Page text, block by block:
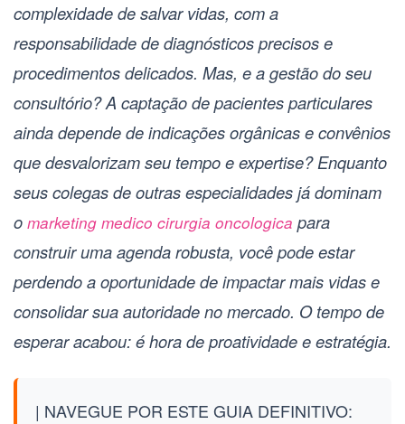
complexidade de salvar vidas, com a
responsabilidade de diagnósticos precisos e
procedimentos delicados. Mas, e a gestão do seu
consultório? A captação de pacientes particulares
ainda depende de indicações orgânicas e convênios
que desvalorizam seu tempo e expertise? Enquanto
seus colegas de outras especialidades já dominam
o marketing medico cirurgia oncologica para
construir uma agenda robusta, você pode estar
perdendo a oportunidade de impactar mais vidas e
consolidar sua autoridade no mercado. O tempo de
esperar acabou: é hora de proatividade e estratégia.
| NAVEGUE POR ESTE GUIA DEFINITIVO: